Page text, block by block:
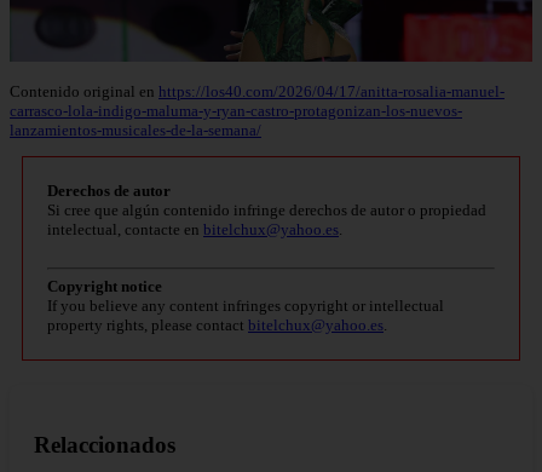
Contenido original en https://los40.com/2026/04/17/anitta-rosalia-manuel-
carrasco-lola-indigo-maluma-y-ryan-castro-protagonizan-los-nuevos-
lanzamientos-musicales-de-la-semana/
Derechos de autor
Si cree que algún contenido infringe derechos de autor o propiedad
intelectual, contacte en bitelchux@yahoo.es.
Copyright notice
If you believe any content infringes copyright or intellectual
property rights, please contact bitelchux@yahoo.es.
Relaccionados